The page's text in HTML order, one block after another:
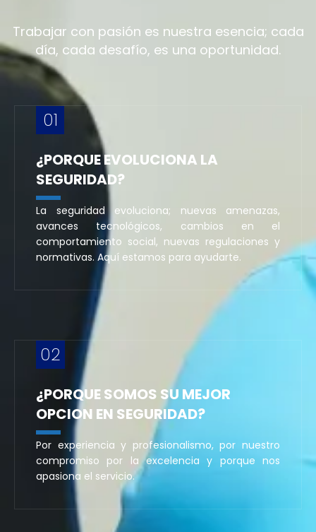
Trabajar con pasión es nuestra esencia; cada
día, cada desafío, es una oportunidad.
01
¿PORQUE EVOLUCIONA LA
SEGURIDAD?
La seguridad evoluciona; nuevas amenazas,
avances tecnológicos, cambios en el
comportamiento social, nuevas regulaciones y
normativas. Aquí estamos para ayudarte.
02
¿PORQUE SOMOS SU MEJOR
OPCION EN SEGURIDAD?
Por experiencia y profesionalismo, por nuestro
compromiso por la excelencia y porque nos
apasiona el servicio.